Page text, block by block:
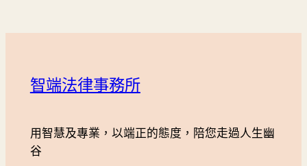
智端法律事務所
用智慧及專業，以端正的態度，陪您走過人生幽
谷